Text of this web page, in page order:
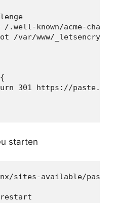
/.well-known/acme-
301 https://
starten
sites-available/
restart